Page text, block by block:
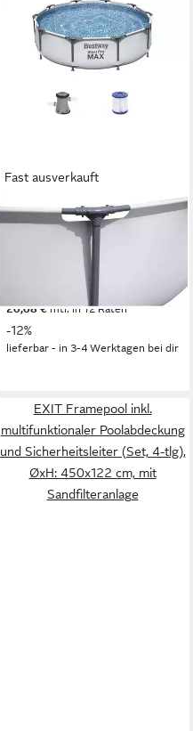
Fast ausverkauft
BESTWAY
Framepool BESTWAY Steel
Pro MAX 366x76cm
Stahlrahmenbecken, grau
249,00 €
20,08 €mtl. in 12 Raten
-12%
lieferbar - in 3-4 Werktagen bei dir
EXIT Framepool inkl.
multifunktionaler Poolabdeckung
und Sicherheitsleiter (Set, 4-tlg),
ØxH: 450x122 cm, mit
Sandfilteranlage